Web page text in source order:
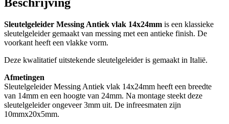
Sleutelgeleider Messing Antiek vlak 14x24mm is een klassieke
sleutelgeleider gemaakt van messing met een antieke finish. De
voorkant heeft een vlakke vorm.
Deze kwalitatief uitstekende sleutelgeleider is gemaakt in Italië.
Afmetingen
Sleutelgeleider Messing Antiek vlak 14x24mm heeft een breedte
van 14mm en een hoogte van 24mm. Na montage steekt deze
sleutelgeleider ongeveer 3mm uit. De infreesmaten zijn
10mmx20x5mm.